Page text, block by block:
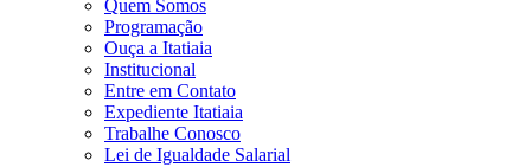
Quem Somos
Programação
Ouça a Itatiaia
Institucional
Entre em Contato
Expediente Itatiaia
Trabalhe Conosco
Lei de Igualdade Salarial